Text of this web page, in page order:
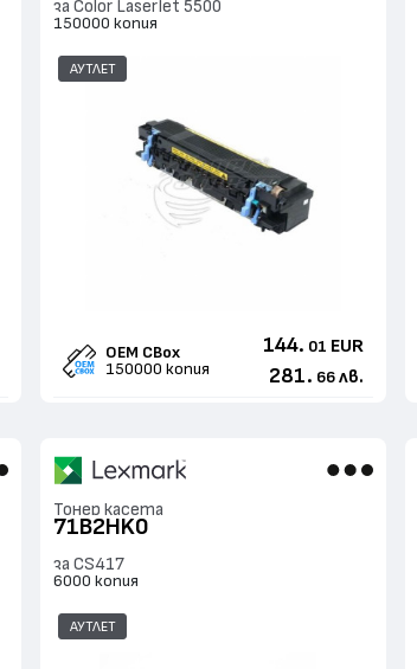
за Color LaserJet 5500
150000 копия
АУТЛЕТ
OEM CBox
150000 копия
144. 01 EUR
281. 66 лв.
Тонер касета
71B2HK0
за CS417
6000 копия
АУТЛЕТ